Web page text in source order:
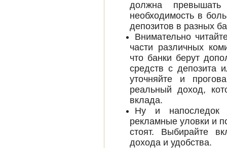
должна
необходимость в
депозитов в разных
Внимательно
части различных
что банки берут
средств с депозита
уточняйте и
реальный доход,
вклада.
Ну и напоследок
рекламные уловки и
стоят. Выбирайте
дохода и удобства.